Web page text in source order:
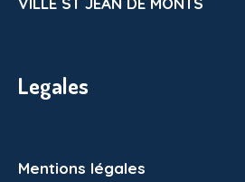
Legales
Mentions légales